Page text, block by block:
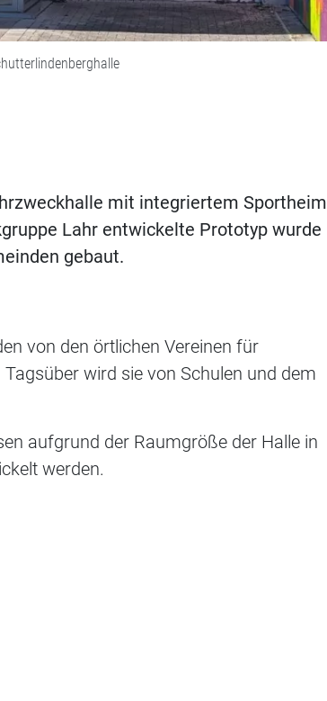
mit integriertem Sportheim
Lahr entwickelte Prototyp wurde
gebaut.
von den örtlichen Vereinen für
wird sie von Schulen und dem
aufgrund der Raumgröße der Halle in
werden.